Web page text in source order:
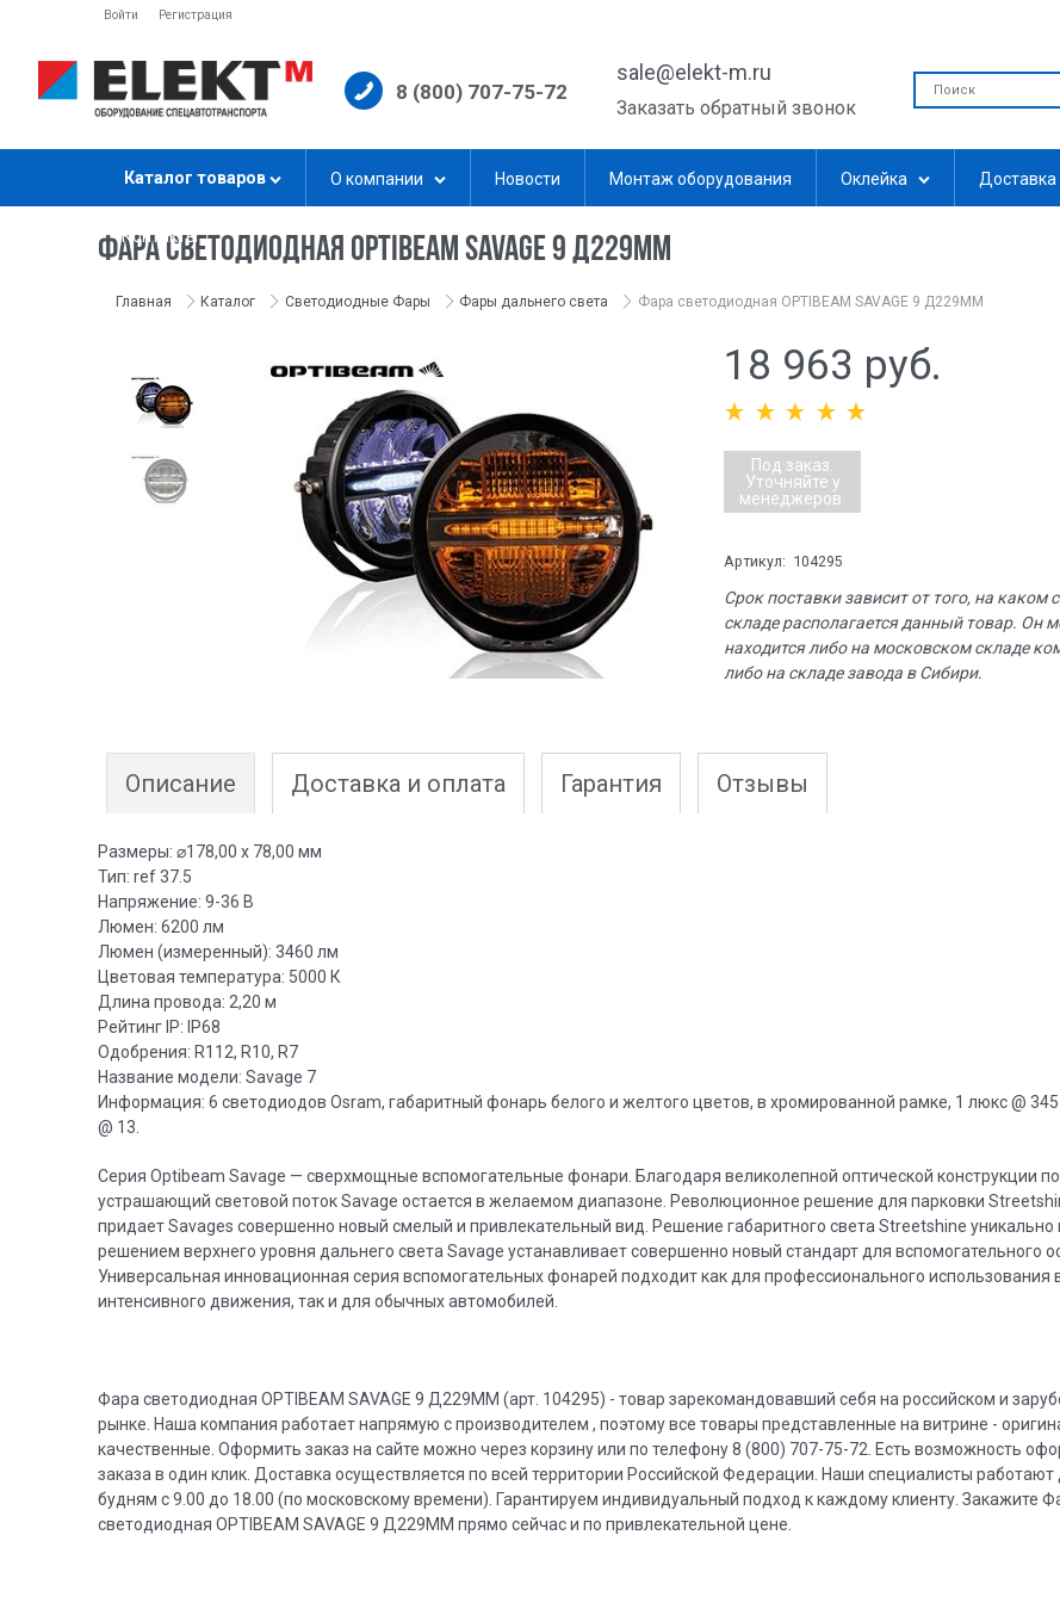
Войти Регистрация
sale@elekt-m.ru
Заказать обратный звонок
8 (800) 707-75-72
Каталог товаров О компании Новости Монтаж оборудования Оклейка Доставка
Контакты
ФАРА СВЕТОДИОДНАЯ OPTIBEAM SAVAGE 9 Д229MM
Главная Каталог Светодиодные Фары Фары дальнего света Фара светодиодная OPTIBEAM SAVAGE 9 Д229MM
18 963 руб.
Под заказ.
Уточняйте у
менеджеров.
Артикул: 104295
Срок поставки зависит от того, на каком
складе располагается данный товар. Он
находится либо на московском складе
либо на складе завода в Сибири.
Описание Доставка и оплата Гарантия Отзывы
Размеры: ⌀178,00 x 78,00 мм
Тип: ref 37.5
Напряжение: 9-36 В
Люмен: 6200 лм
Люмен (измеренный): 3460 лм
Цветовая температура: 5000 К
Длина провода: 2,20 м
Рейтинг IP: IP68
Одобрения: R112, R10, R7
Название модели: Savage 7
Информация: 6 светодиодов Osram, габаритный фонарь белого и желтого цветов, в хромированной рамке, 1 люкс @
@ 13.
Серия Optibeam Savage — сверхмощные вспомогательные фонари. Благодаря великолепной оптической конструкции
устрашающий световой поток Savage остается в желаемом диапазоне. Революционное решение для парковки
придает Savages совершенно новый смелый и привлекательный вид. Решение габаритного света Streetshine уникально
решением верхнего уровня дальнего света Savage устанавливает совершенно новый стандарт для вспомогательного
Универсальная инновационная серия вспомогательных фонарей подходит как для профессионального использования
интенсивного движения, так и для обычных автомобилей.
Фара светодиодная OPTIBEAM SAVAGE 9 Д229MM (арт. 104295) - товар зарекомандовавший себя на российском и
рынке. Наша компания работает напрямую с производителем , поэтому все товары представленные на витрине -
качественные. Оформить заказ на сайте можно через корзину или по телефону 8 (800) 707-75-72. Есть возможность
заказа в один клик. Доставка осуществляется по всей территории Российской Федерации. Наши специалисты работают
будням с 9.00 до 18.00 (по московскому времени). Гарантируем индивидуальный подход к каждому клиенту. Закажите
светодиодная OPTIBEAM SAVAGE 9 Д229MM прямо сейчас и по привлекательной цене.